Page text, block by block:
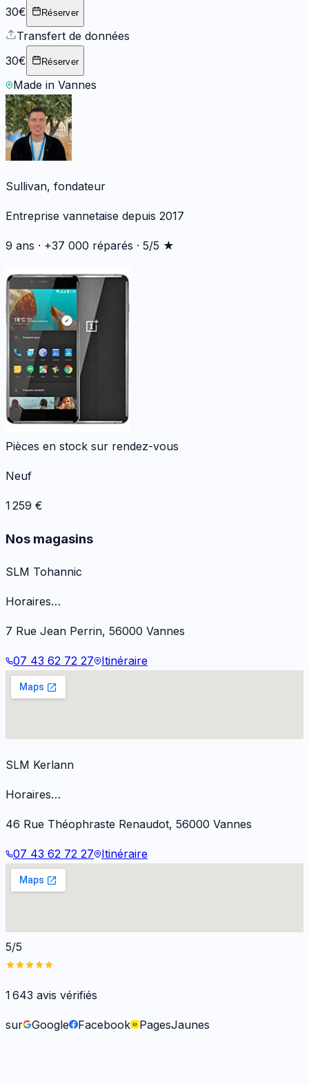
30€ Réserver
Transfert de données
30€
Réserver
Made in Vannes
Sullivan, fondateur
Entreprise vannetaise depuis 2017
9 ans · +37 000 réparés · 5/5 ★
Pièces en stock sur rendez-vous
Neuf
1 259 €
Nos magasins
SLM Tohannic
Horaires…
7 Rue Jean Perrin, 56000 Vannes
07 43 62 72 27 Itinéraire
SLM Kerlann
Horaires…
46 Rue Théophraste Renaudot, 56000 Vannes
07 43 62 72 27 Itinéraire
5/5
1 643 avis vérifiés
sur Google Facebook PagesJaunes